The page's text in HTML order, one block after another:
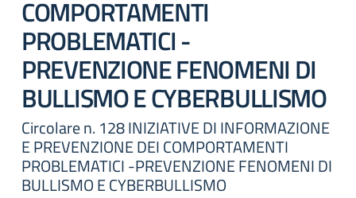
COMPORTAMENTI
PROBLEMATICI -
PREVENZIONE FENOMENI DI
BULLISMO E CYBERBULLISMO
Circolare n. 128 INIZIATIVE DI INFORMAZIONE
E PREVENZIONE DEI COMPORTAMENTI
PROBLEMATICI -PREVENZIONE FENOMENI DI
BULLISMO E CYBERBULLISMO